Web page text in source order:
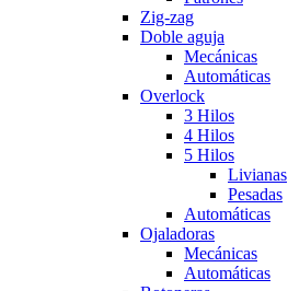
Zig-zag
Doble aguja
Mecánicas
Automáticas
Overlock
3 Hilos
4 Hilos
5 Hilos
Livianas
Pesadas
Automáticas
Ojaladoras
Mecánicas
Automáticas